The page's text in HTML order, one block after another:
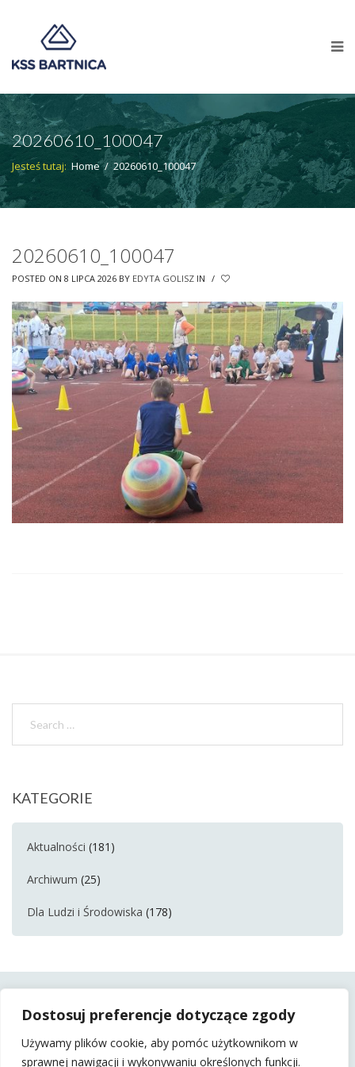
Dostosuj preferencje dotyczące zgody
Używamy plików cookie, aby pomóc użytkownikom w
sprawnej nawigacji i wykonywaniu określonych funkcji.
20260610_100047
Jesteś tutaj: Home / 20260610_100047
20260610_100047
POSTED ON 8 LIPCA 2026 BY EDYTA GOLISZ IN /
KATEGORIE
Aktualności (181)
Archiwum (25)
Dla Ludzi i Środowiska (178)